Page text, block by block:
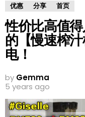
优惠
分享 首页
性价比高值
的【慢速榨
电！
by Gemma
5 years ago